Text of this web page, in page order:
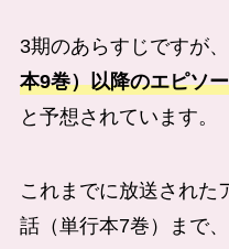
3期のあらすじですが
本9巻）以降のエピソ
と予想されています。
これまでに放送された
話（単行本7巻）まで